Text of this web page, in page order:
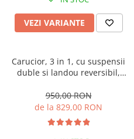
VEZI VARIANTE
Carucior, 3 in 1, cu suspensii
duble si landou reversibil,
luni - 3 ani, Original L-Sun
950,00 RON
de la 829,00 RON